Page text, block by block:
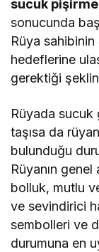
sucuk
sonucunda
Rüya sahibinin
hedeflerine
gerektiği
Rüyada sucuk
taşısa da
bulunduğu
Rüyanın
bolluk, mutlu
ve sevindirici
sembolleri ve
durumuna en